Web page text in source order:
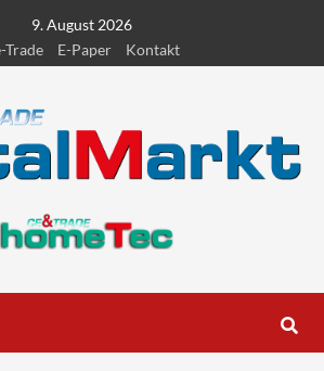
9. August 2026
Trade
E-Paper Kontakt